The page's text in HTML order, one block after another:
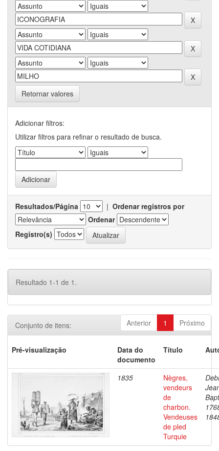
Retornar valores
Adicionar filtros:
Utilizar filtros para refinar o resultado de busca.
Resultados/Página | Ordenar registros por
Ordenar
Registro(s)
Resultado 1-1 de 1.
Anterior 1 Próximo
Conjunto de itens:
Pré-visualização
Data do
documento
Título
1835
Nègres,
vendeurs
de
charbon.
Vendeuses
de pled
Turquie